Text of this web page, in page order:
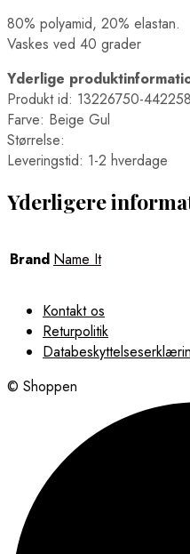
80% polyamid, 20% elastan.
Vaskes ved 40 grader
Yderlige
Produkt id: 13226750-
Farve: Beige Gul
Størrelse:
Leveringstid: 1-2 hverdage
Yderligere
Brand Name It
Kontakt os
Returpolitik
© Shoppen